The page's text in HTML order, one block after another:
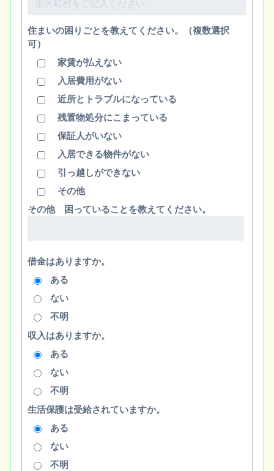
住まいの困りごとを教えてください。（複数選択
可）
家賃が払えない
入居費用がない
近所とトラブルになっている
残置物処分にこまっている
保証人がいない
入居できる物件がない
引っ越しができない
その他
その他 困っていることを教えてください。
借金はありますか。
ある
ない
不明
収入はありますか。
ある
ない
不明
生活保護は受給されていますか。
ある
ない
不明